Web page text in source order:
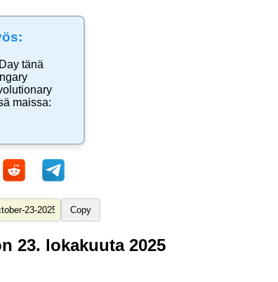
tänä
maissa:
Copy
23. lokakuuta 2025